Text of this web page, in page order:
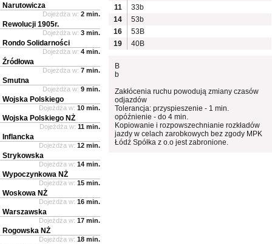
11
33b
14
53b
16
53B
19
40B
B
b
Zakłócenia ruchu powodują zmiany czasów
odjazdów
Tolerancja: przyspieszenie - 1 min.
opóźnienie - do 4 min.
Kopiowanie i rozpowszechnianie rozkładów
jazdy w celach zarobkowych bez zgody MPK
Łódź Spółka z o.o jest zabronione.
Narutowicza
Dojeżdża w: 2 min.
Rewolucji 1905r.
Dojeżdża w: 3 min.
Rondo Solidarności
Dojeżdża w: 4 min.
Źródłowa
Dojeżdża w: 7 min.
Smutna
Dojeżdża w: 9 min.
Wojska Polskiego
Dojeżdża w: 10 min.
Wojska Polskiego NŻ
Dojeżdża w: 11 min.
Inflancka
Dojeżdża w: 12 min.
Strykowska
Dojeżdża w: 14 min.
Wypoczynkowa NŻ
Dojeżdża w: 15 min.
Woskowa NŻ
Dojeżdża w: 16 min.
Warszawska
Dojeżdża w: 17 min.
Rogowska NŻ
Dojeżdża w: 18 min.